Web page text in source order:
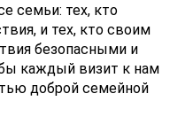
семьи: тех, кто
и тех, кто своим
безопасными и
каждый визит к нам
доброй семейной